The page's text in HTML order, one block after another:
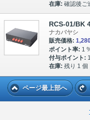
在庫: 確認後ご
RCS-01/BK
ナカバヤシ
販売価格:
ポイント率: 1
付与ポイント:
在庫: 残り 1 個
ページ最上部へ